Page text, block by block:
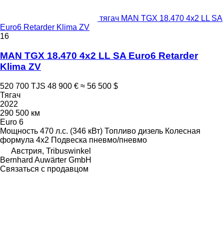
тягач MAN TGX 18.470 4x2 LL SA
Euro6 Retarder Klima ZV
16
MAN TGX 18.470 4x2 LL SA Euro6 Retarder
Klima ZV
520 700 TJS 48 900 € ≈ 56 500 $
Тягач
2022
290 500 км
Euro 6
Мощность 470 л.с. (346 кВт) Топливо дизель Колесная
формула 4x2 Подвеска пневмо/пневмо
Австрия, Tribuswinkel
Bernhard Auwärter GmbH
Связаться с продавцом